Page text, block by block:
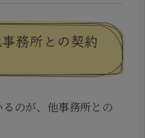
務所との契約
のが、他事務所との